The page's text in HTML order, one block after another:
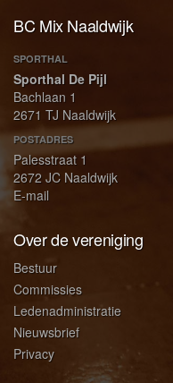
BC Mix Naaldwijk
SPORTHAL
Sporthal De Pijl
Bachlaan 1
2671 TJ Naaldwijk
POSTADRES
Palesstraat 1
2672 JC Naaldwijk
E-mail
Over de vereniging
Bestuur
Commissies
Ledenadministratie
Nieuwsbrief
Privacy